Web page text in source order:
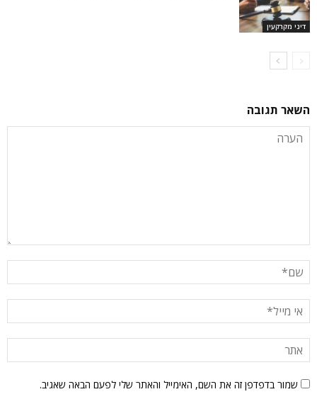
דיני מקרקעין
השאר תגובה
שמור בדפדפן זה את השם, האימייל והאתר שלי לפעם הבאה שאגיב.